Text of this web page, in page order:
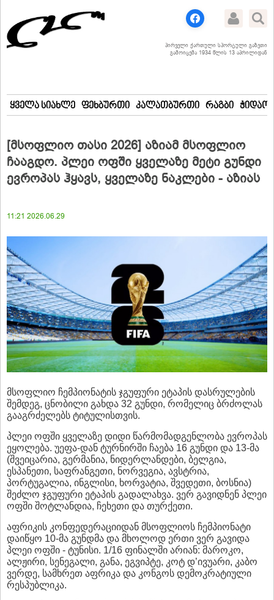
პირველი ქართული სპორტული გაზეთი
გამოიცემა 1934 წლის 13 აპრილიდან
ყველა სიახლე ფეხბურთი კალათბურთი რაგბი
[მსოფლიო თასი 2026] აზიამ მსოფლიო
ჩააგდო. პლეი ოფში ყველაზე მეტი გუნდი
ევროპას ჰყავს, ყველაზე ნაკლები - აზიას
11:21 2026.06.29
მსოფლიო ჩემპიონატის ჯგუფური ეტაპის დასრულების
შემდეგ, ცნობილი გახდა 32 გუნდი, რომელიც ბრძოლას
გააგრძელებს ტიტულისთვის.
პლეი ოფში ყველაზე დიდი წარმომადგენლობა ევროპას
ეყოლება. უეფა-დან ტურნირში ჩაება 16 გუნდი და 13-მა
(შვეიცარია, გერმანია, ნიდერლანდები, ბელგია,
ესპანეთი, საფრანგეთი, ნორვეგია, ავსტრია,
პორტუგალია, ინგლისი, ხორვატია, შვედეთი, ბოსნია)
შეძლო ჯგუფური ეტაპის გადალახვა. ვერ გავიდნენ პლეი
ოფში შოტლანდია, ჩეხეთი და თურქეთი.
აფრიკის კონფედერაციიდან მსოფლიოს ჩემპიონატი
დაიწყო 10-მა გუნდმა და მხოლოდ ერთი ვერ გავიდა
პლეი ოფში - ტუნისი. 1/16 ფინალში არიან: მაროკო,
ალჟირი, სენეგალი, განა, ეგვიპტე, კოტ დ’ივუარი, კაბო
ვერდე, სამხრეთ აფრიკა და კონგოს დემოკრატიული
რესპუბლიკა.